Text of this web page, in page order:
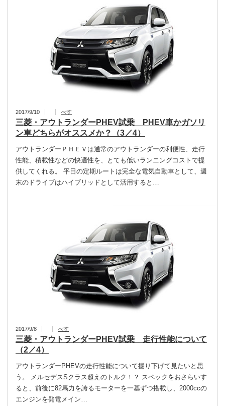
2017/9/10 べす
三菱・アウトランダーPHEV試乗 PHEV車かガソリ
ン車どちらがオススメか？（3／4）
アウトランダーＰＨＥＶは通常のアウトランダーの利便性、走行
性能、積載性などの快適性を、とても低いランニングコストで提
供してくれる。 平日の定期ルートは完全な電気自動車として、週
末のドライブはハイブリッドとして活用すると…
2017/9/8 べす
三菱・アウトランダーPHEV試乗 走行性能について
（2／4）
アウトランダーPHEVの走行性能について掘り下げて見たいと思
う。 メルセデスSクラス超えのトルク！？ スペックをおさらいす
ると、前後に82馬力を誇るモーターを一基ずつ搭載し、2000ccの
エンジンを発電メイン…